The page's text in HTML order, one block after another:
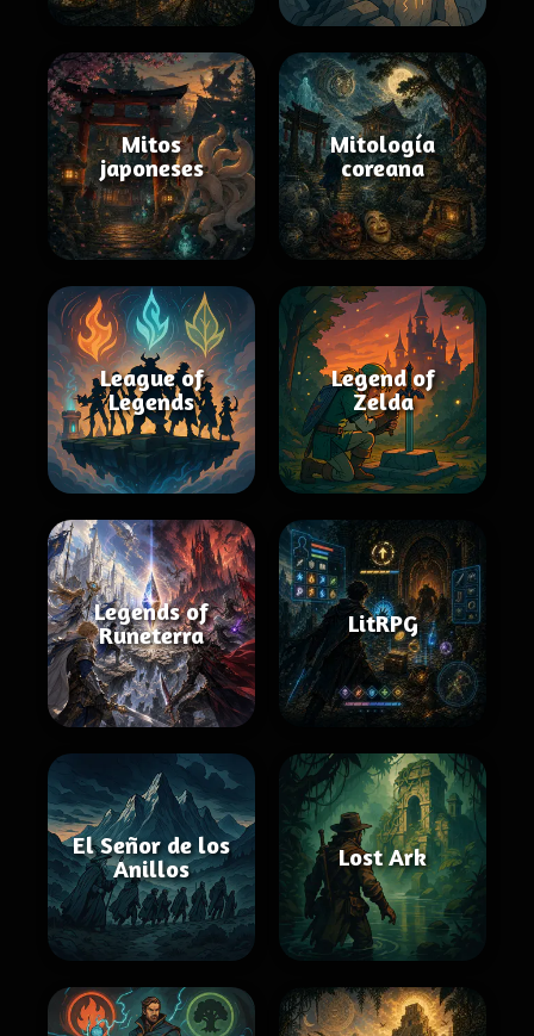
Mitos
japoneses
Mitología
coreana
League of
Legends
Legend of
Zelda
Legends of
Runeterra
LitRPG
El Señor de los
Anillos
Lost Ark